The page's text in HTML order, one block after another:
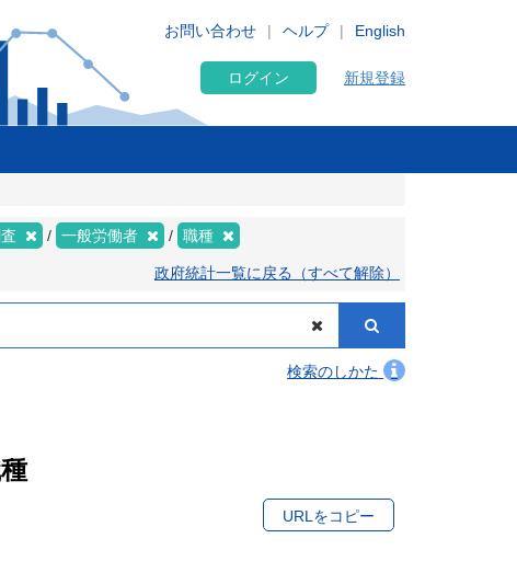
English
お問い合わせ ヘルプ
ログイン 新規登録
一般労働者 職種
政府統計一覧に戻る（すべて解除）
検索のしかた
URLをコピー